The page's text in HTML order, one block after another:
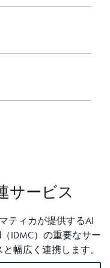
サービス
ティカが提供するAI
（IDMC）の重要なサー
幅広く連携します。